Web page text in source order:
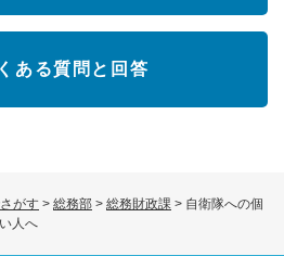
がす > 総務部 > 総務財政課 > 自衛隊への個
人へ
ある質問と回答